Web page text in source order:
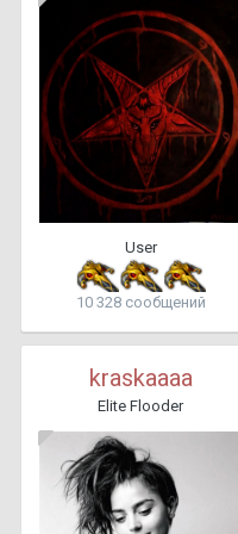
User
10 328 сообщений
kraskaaaa
Elite Flooder